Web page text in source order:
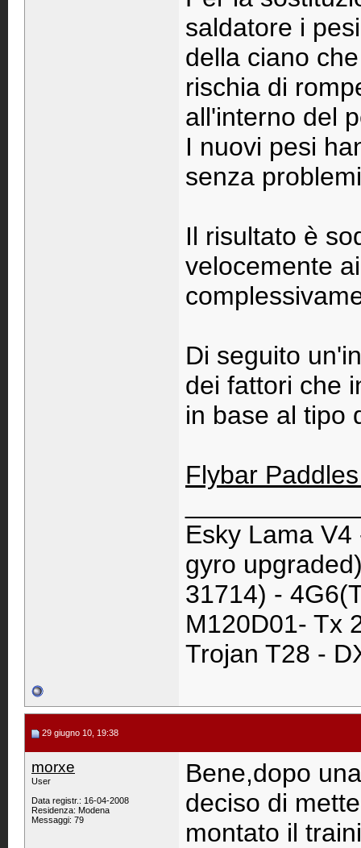
saldatore i
della ciano
rischia di
all'interno del
I nuovi pesi
senza
Il risultato è
velocemente
Di seguito
dei fattori che
in base al tipo
Flybar
Esky Lama
gyro
31714) -
M120D01- Tx
Trojan T28 -
29 giugno 10, 19:38
morxe
User
Data registr.: 16-04-2008
Residenza: Modena
Messaggi: 79
Bene,dopo
deciso di
montato il